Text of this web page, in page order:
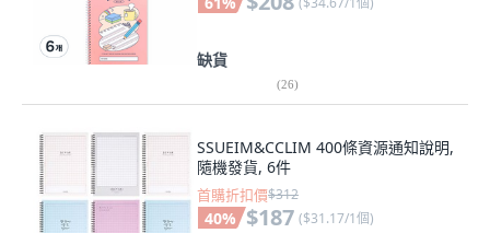
缺貨
(26)
SSUEIM&CCLIM 400條資源通知說明,
隨機發貨, 6件
首購折扣價$312
40% $187 ($31.17/1個)